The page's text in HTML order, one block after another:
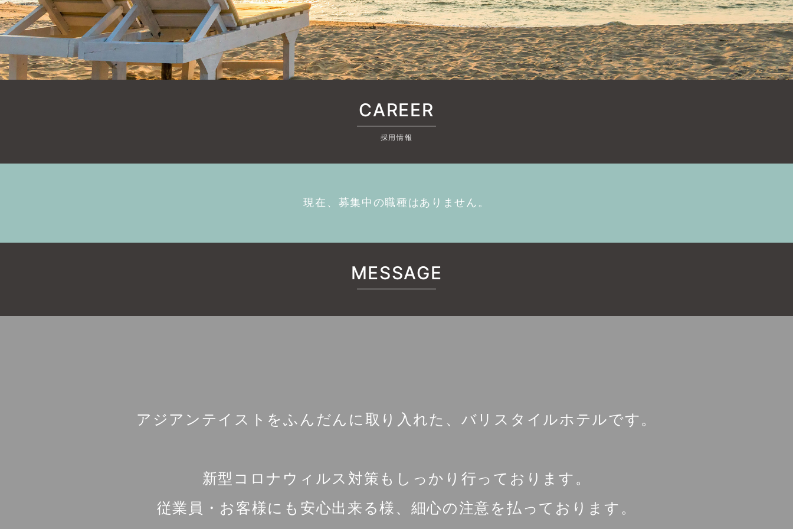
CAREER
採用情報
現在、募集中の職種はありません。
MESSAGE
アジアンテイストをふんだんに取り入れた、バリスタイルホテルです。
新型コロナウィルス対策もしっかり行っております。
従業員・お客様にも安心出来る様、細心の注意を払っております。